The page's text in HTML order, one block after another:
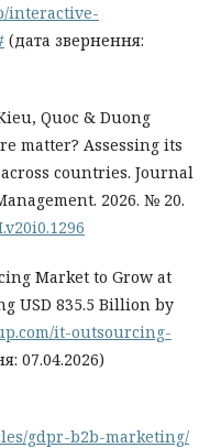
interactive-
(дата звернення:
Quoc & Duong
matter? Assessing its
countries. Journal
2026. № 20.
Market to Grow at
USD 835.5 Billion by
it-outsourcing-
07.04.2026)
gdpr-b2b-marketing/